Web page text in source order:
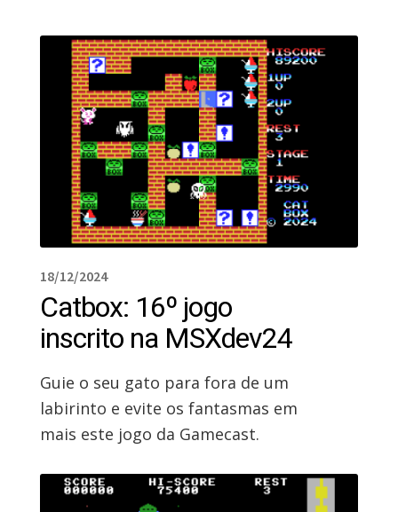
18/12/2024
Catbox: 16º jogo
inscrito na MSXdev24
Guie o seu gato para fora de um
labirinto e evite os fantasmas em
mais este jogo da Gamecast.